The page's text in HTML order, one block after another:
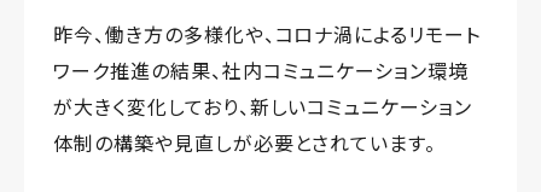
昨今、働き方の多様化や、コロナ渦によるリモート
ワーク推進の結果、社内コミュニケーション環境
が大きく変化しており、新しいコミュニケーション
体制の構築や見直しが必要とされています。